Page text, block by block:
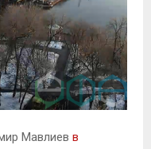
Мавлиев в